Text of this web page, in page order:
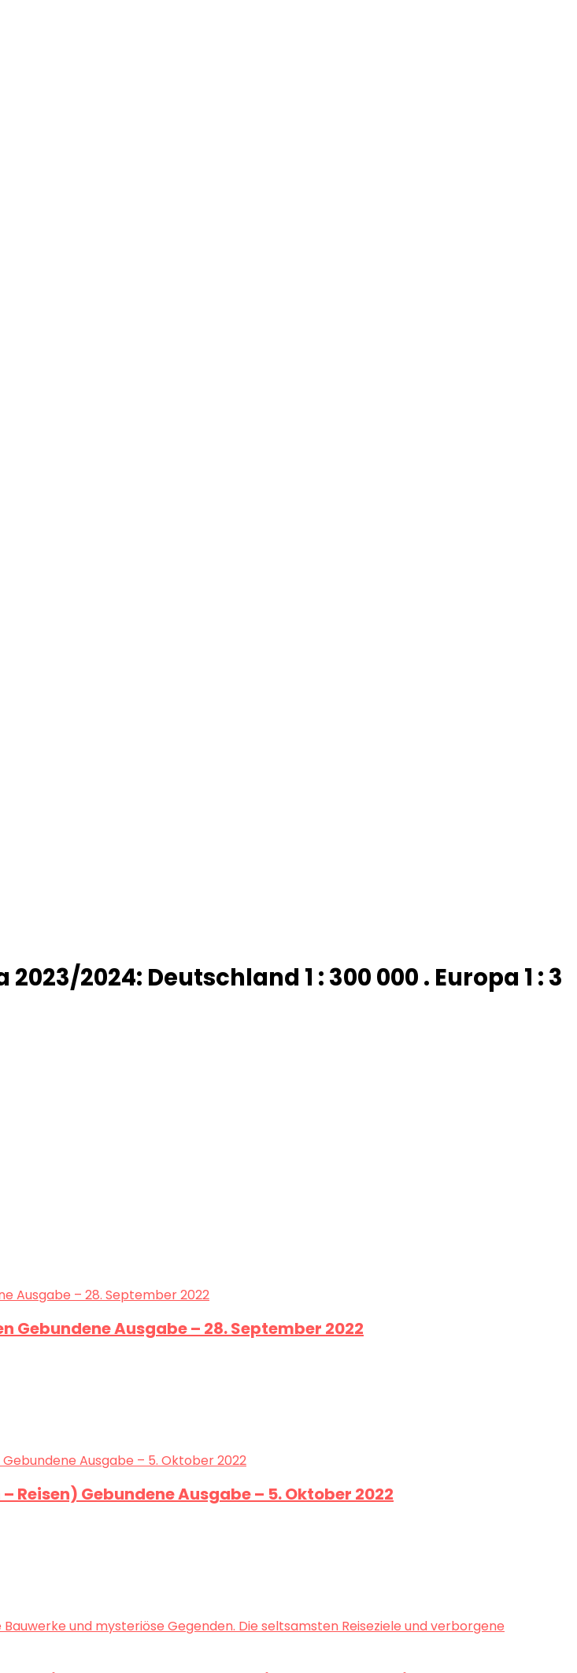
2024: Deutschland 1 : 300 000 . Europa 1 : 3
Ausgabe – 28. September 2022
Reisen) Gebundene Ausgabe – 5. Oktober 2022